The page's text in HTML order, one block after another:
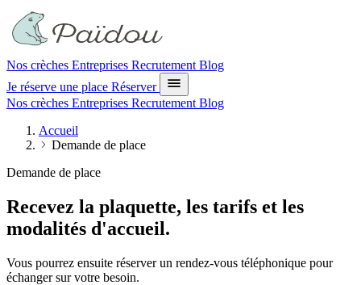
Nos crèches Entreprises Recrutement Blog
Je réserve une place Réserver
Nos crèches Entreprises Recrutement Blog
Accueil
Demande de place
Demande de place
Recevez la plaquette, les tarifs et les
modalités d'accueil.
Vous pourrez ensuite réserver un rendez-vous téléphonique pour
échanger sur votre besoin.